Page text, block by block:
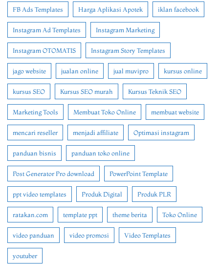
FB Ads Templates Harga Aplikasi Apotek iklan facebook
Instagram Ad Templates Instagram Marketing
Instagram OTOMATIS Instagram Story Templates
jago website jualan online jual muvipro kursus online
kursus SEO Kursus SEO murah Kursus Teknik SEO
Marketing Tools Membuat Toko Online membuat website
mencari reseller menjadi affiliate Optimasi instagram
panduan bisnis panduan toko online
Post Generator Pro download PowerPoint Template
ppt video templates Produk Digital Produk PLR
ratakan.com template ppt theme berita Toko Online
video panduan video promosi Video Templates
youtuber